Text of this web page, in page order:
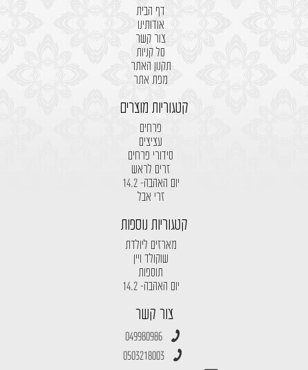
דף הבית
אודותינו
צור קשר
סל קניות
תקנון האתר
מפת אתר
קטגוריות מוצרים
פרחים
עציצים
סידורי פרחים
זרים לראש
יום האהבה- 14.2
זרי אבל
קטגוריות נוספות
מארזים ליולדת
שוקולד ויין
תוספות
יום האהבה- 14.2
צור קשר
049980986
0503218003